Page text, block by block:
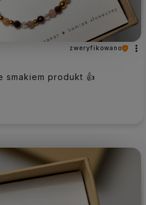
zweryfikowano
smakiem produkt 👍️